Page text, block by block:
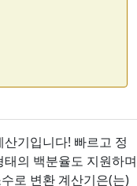
기입니다! 빠르고 정
의 백분율도 지원하며
로 변환 계산기은(는)